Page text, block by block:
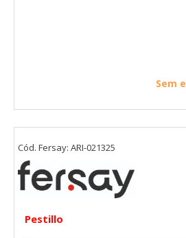
Sem
Pestillo
Cód. Fersay: ARI-021325